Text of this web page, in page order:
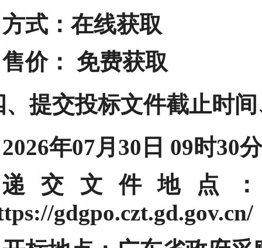
方式： 在线获取
售价：
免费获取
、提交投标文件截止时
2026年07月30日 09时30
递交文件地点
gdgpo.czt.gd.gov.cn/